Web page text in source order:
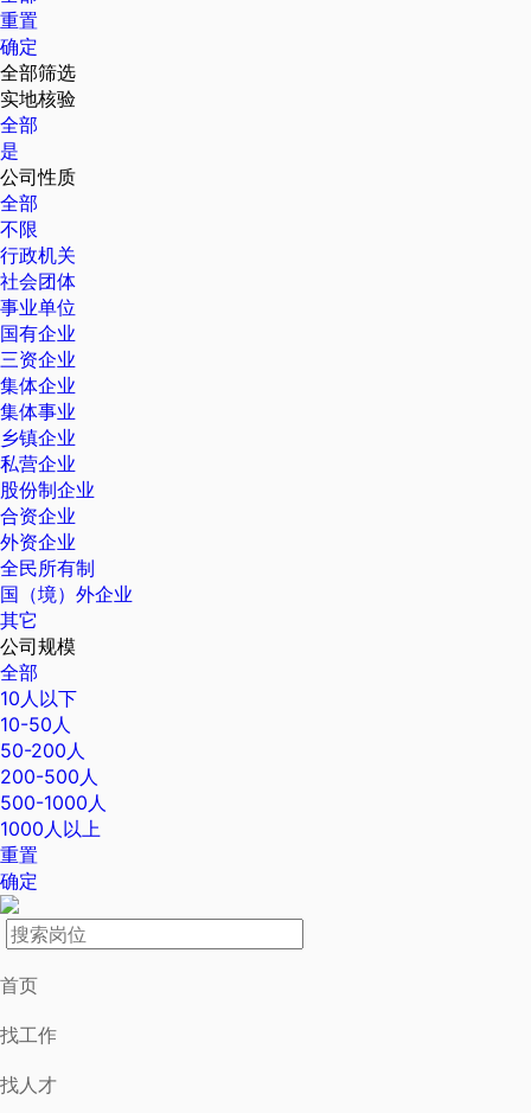
重置
确定
全部筛选
实地核验
全部
是
公司性质
全部
不限
行政机关
社会团体
事业单位
国有企业
三资企业
集体企业
集体事业
乡镇企业
私营企业
股份制企业
合资企业
外资企业
全民所有制
国（境）外企业
其它
公司规模
全部
10人以下
10-50人
50-200人
200-500人
500-1000人
1000人以上
重置
确定
首页
找工作
找人才